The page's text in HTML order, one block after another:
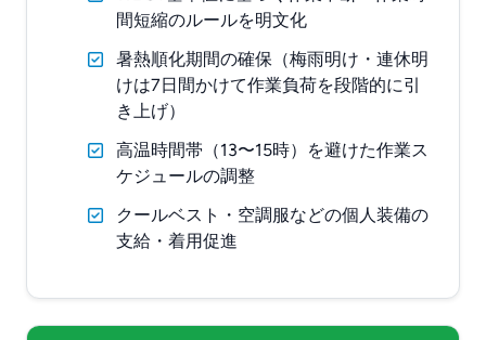
間短縮のルールを明文化
暑熱順化期間の確保（梅雨明け・連休明
けは7日間かけて作業負荷を段階的に引
き上げ）
高温時間帯（13〜15時）を避けた作業ス
ケジュールの調整
クールベスト・空調服などの個人装備の
支給・着用促進